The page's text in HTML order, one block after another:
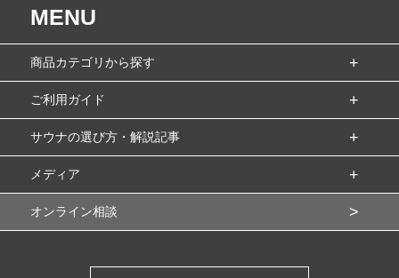
MENU
商品カテゴリから探す
ご利用ガイド
サウナの選び方・解説記事
メディア
オンライン相談